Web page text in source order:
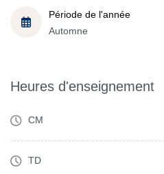
Période de l'année
Automne
Heures d'enseignement
CM
TD